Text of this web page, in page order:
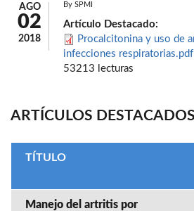
AGO
02
2018
By SPMI
Artículo Destacado:
Procalcitonina y uso de
infecciones respiratorias.pdf
53213 lecturas
ARTÍCULOS DESTACADOS
TÍTULO
Manejo del artritis por